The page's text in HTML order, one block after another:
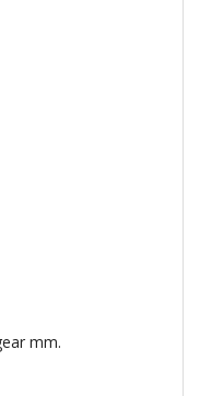
mm.